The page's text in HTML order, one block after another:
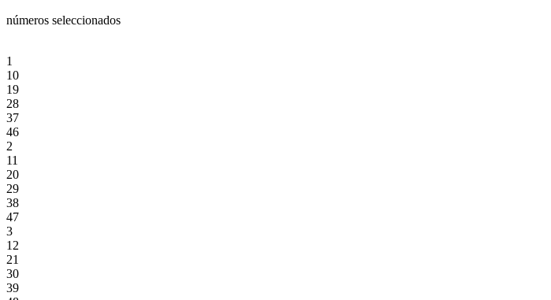
números seleccionados
1
10
19
28
37
46
2
11
20
29
38
47
3
12
21
30
39